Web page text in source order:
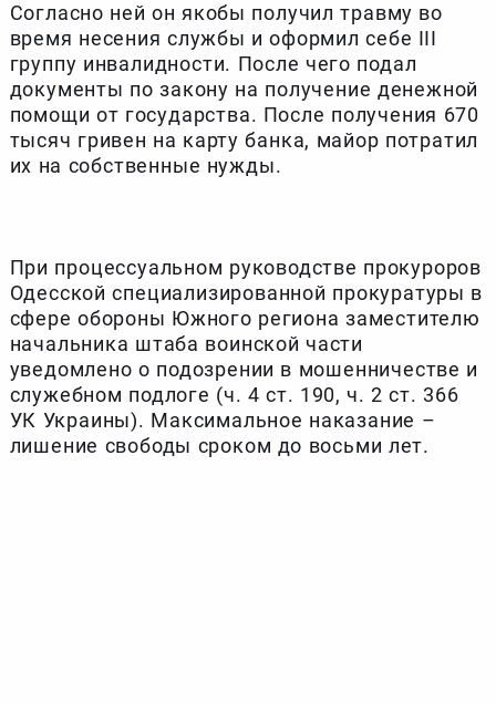
Согласно ней он якобы получил травму во
время несения службы и оформил себе ІІІ
группу инвалидности. После чего подал
документы по закону на получение денежной
помощи от государства. После получения 670
тысяч гривен на карту банка, майор потратил
их на собственные нужды.
При процессуальном руководстве прокуроров
Одесской специализированной прокуратуры в
сфере обороны Южного региона заместителю
начальника штаба воинской части
уведомлено о подозрении в мошенничестве и
служебном подлоге (ч. 4 ст. 190, ч. 2 ст. 366
УК Украины). Максимальное наказание –
лишение свободы сроком до восьми лет.